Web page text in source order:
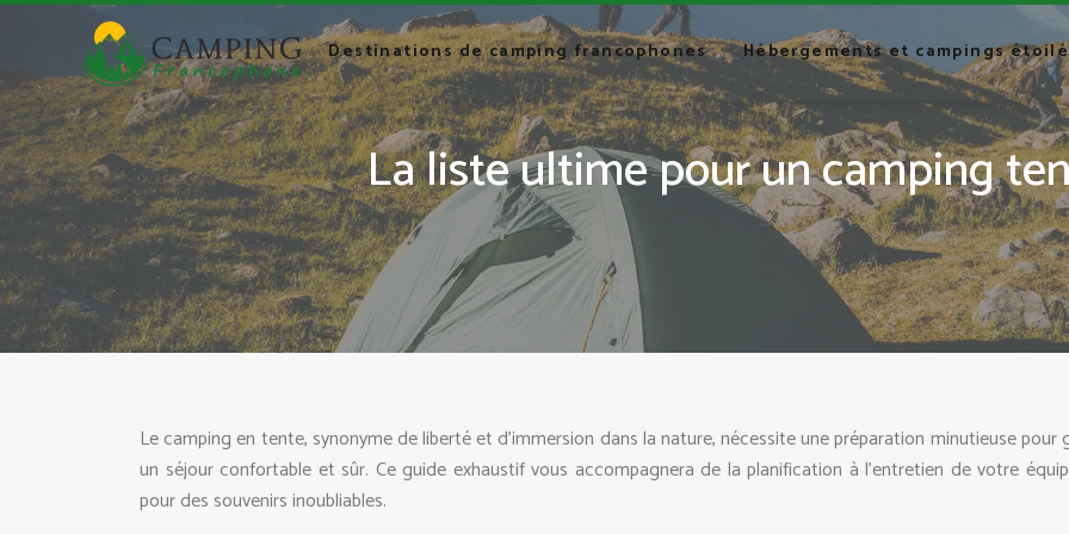
Destinations de camping francophones Hébergements et campings
La liste ultime pour un camping
Le camping en tente, synonyme de liberté et d’immersion dans la nature, nécessite une préparation minutieuse pour
un séjour confortable et sûr. Ce guide exhaustif vous accompagnera de la planification à l’entretien de votre
pour des souvenirs inoubliables.